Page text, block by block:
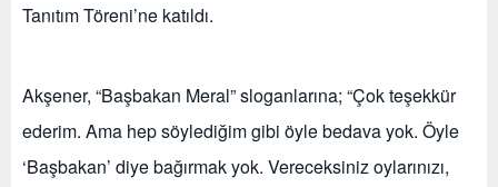
Tanıtım Töreni’ne katıldı.
Akşener, “Başbakan Meral” sloganlarına; “Çok teşekkür
ederim. Ama hep söylediğim gibi öyle bedava yok. Öyle
‘Başbakan’ diye bağırmak yok. Vereceksiniz oylarınızı,